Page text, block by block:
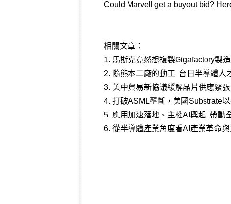
Could Marvell get a buyout bid?
相關文章：
1. 馬斯克竟然想複製Gigafactory製
2. 隨熊本二廠的動工 台日半導體人
3. 美中貿易新協議緩解晶片供應緊
4. 打破ASML壟斷，美國Substrate
5. 應用加速落地、主權AI興起 帶動
6. 從半導體產業角度看AI產業革命